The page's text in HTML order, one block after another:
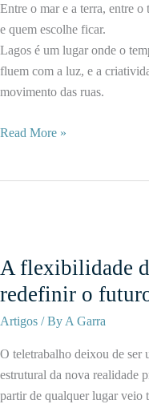
&
Art
Fest
2025
Entre o mar e a terra, entre o
e quem escolhe ficar.
Lagos é um lugar onde o
fluem com a luz, e a
movimento das ruas.
Lagos
cidade
—
é
um
de
encontro
Read More »
A flexibilidade
redefinir o
Artigos / ByA Garra
O teletrabalho deixou de ser
estrutural da nova realidade
partir de qualquer lugar veio